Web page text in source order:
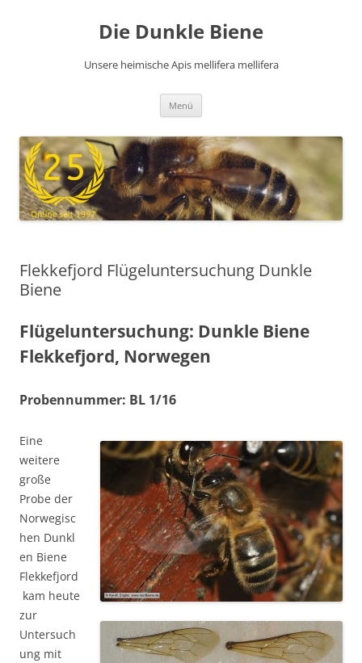
Die Dunkle Biene
Unsere heimische Apis mellifera mellifera
Menü
Flekkefjord Flügeluntersuchung Dunkle
Biene
Flügeluntersuchung: Dunkle Biene
Flekkefjord, Norwegen
Probennummer: BL 1/16
Eine
weitere
große
Probe der
Norwegisc
hen Dunkl
en Biene
Flekkefjord
kam heute
zur
Untersuch
ung mit